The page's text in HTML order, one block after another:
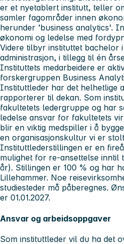
er et nyetablert institutt, teller
samler fagområder innen
herunder ‘business analytics'.
økonomi og ledelse med
Videre tilbyr instituttet bachelor
administrasjon, i tillegg til én
Instituttets medarbeidere er
forskergruppen Business
Instituttleder har det helhetlige
rapporterer til dekan. Som
fakultetets ledergruppe og har
ledelse ansvar for fakultetets
blir en viktig medspiller i å
en organisasjonskultur vi er
Instituttlederstillingen er en
mulighet for re-ansettelse inntil
år). Stillingen er 100 % og har
Lillehammer. Noe
studiesteder må påberegnes.
er 01.01.2027.
Ansvar og arbeidsoppgaver
Som instituttleder vil du ha det